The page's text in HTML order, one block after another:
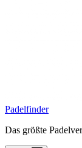
Padelfinder
Das größte